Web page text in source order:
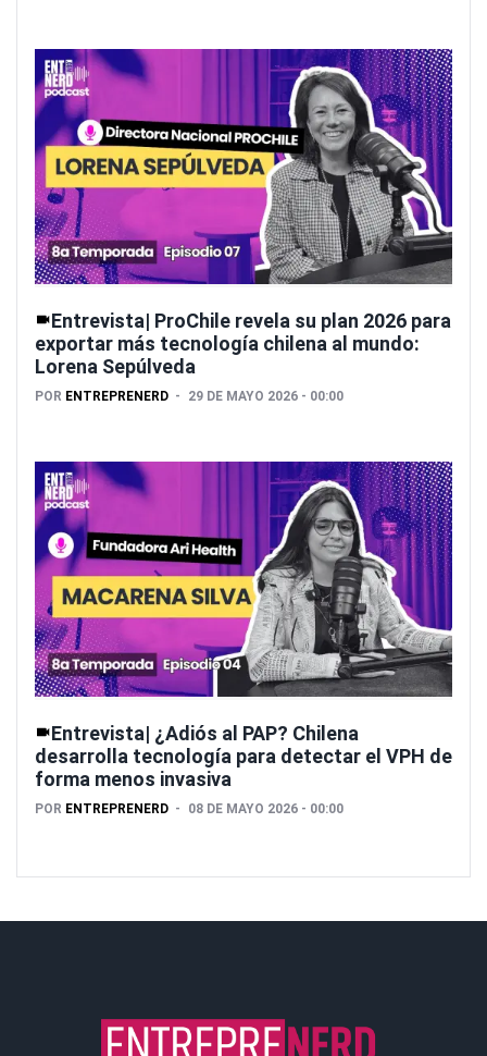
Entrevista| ProChile revela su plan 2026 para
exportar más tecnología chilena al mundo:
Lorena Sepúlveda
POR ENTREPRENERD 29 DE MAYO 2026 - 00:00
Entrevista| ¿Adiós al PAP? Chilena
desarrolla tecnología para detectar el VPH de
forma menos invasiva
POR ENTREPRENERD 08 DE MAYO 2026 - 00:00